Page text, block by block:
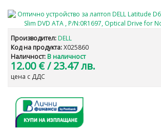
Производител: DELL
Код на продукта:X025860
Наличност: В наличност
12.00 €/ 23.47 лв.
цена с ДДС